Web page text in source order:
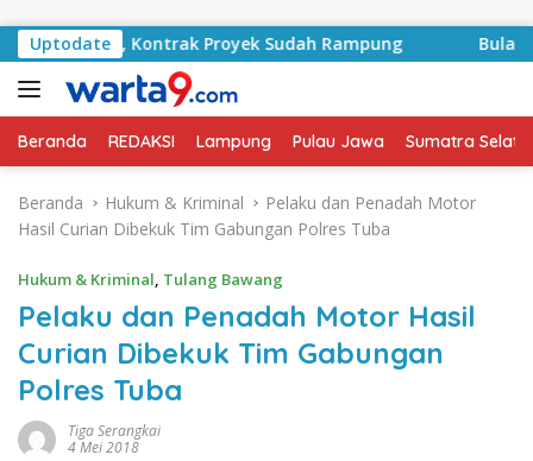
UptodateKontrak Proyek Sudah Rampung Bulan
Beranda REDAKSI Lampung Pulau Jawa Sumatra
Beranda Hukum & Kriminal
Pelaku dan Penadah Motor
Hasil Curian Dibekuk Tim Gabungan Polres Tuba
Hukum & Kriminal, Tulang Bawang
Pelaku dan Penadah Motor Hasil
Curian Dibekuk Tim Gabungan
Polres Tuba
Tiga Serangkai
4 Mei 2018